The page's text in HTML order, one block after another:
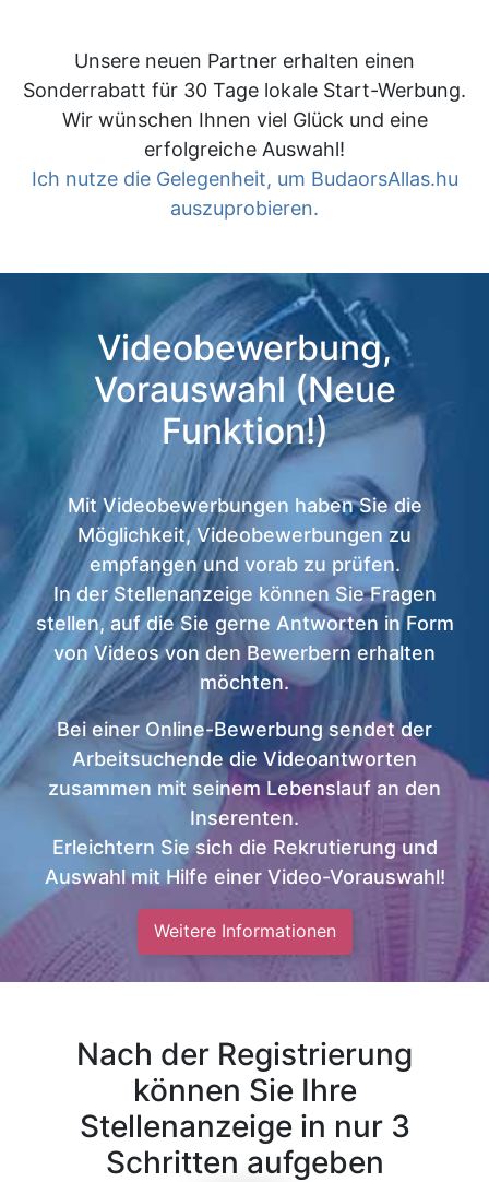
Unsere neuen Partner erhalten einen
Sonderrabatt für 30 Tage lokale Start-Werbung.
Wir wünschen Ihnen viel Glück und eine
erfolgreiche Auswahl!
Ich nutze die Gelegenheit, um BudaorsAllas.hu
auszuprobieren.
Videobewerbung,
Vorauswahl (Neue
Funktion!)
Mit Videobewerbungen haben Sie die
Möglichkeit, Videobewerbungen zu
empfangen und vorab zu prüfen.
In der Stellenanzeige können Sie Fragen
stellen, auf die Sie gerne Antworten in Form
von Videos von den Bewerbern erhalten
möchten.
Bei einer Online-Bewerbung sendet der
Arbeitsuchende die Videoantworten
zusammen mit seinem Lebenslauf an den
Inserenten.
Erleichtern Sie sich die Rekrutierung und
Auswahl mit Hilfe einer Video-Vorauswahl!
Weitere Informationen
Nach der Registrierung
können Sie Ihre
Stellenanzeige in nur 3
Schritten aufgeben